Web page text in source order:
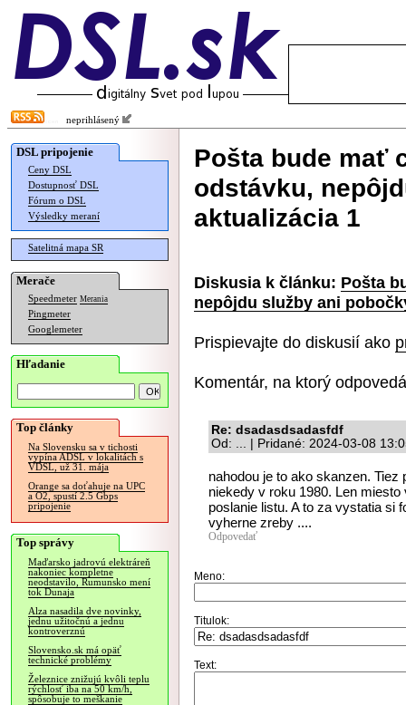
neprihlásený
DSL pripojenie
Ceny DSL
Dostupnosť DSL
Fórum o DSL
Výsledky meraní
Satelitná mapa SR
Merače
Speedmeter Merania
Pingmeter
Googlemeter
Hľadanie
Top články
Na Slovensku sa v tichosti
vypína ADSL v lokalitách s
VDSL, už 31. mája
Orange sa doťahuje na UPC
a O2, spustí 2.5 Gbps
pripojenie
Top správy
Maďarsko jadrovú elektráreň
nakoniec kompletne
neodstavilo, Rumunsko mení
tok Dunaja
Alza nasadila dve novinky,
jednu užitočnú a jednu
kontroverznú
Slovensko.sk má opäť
technické problémy
Železnice znižujú kvôli teplu
rýchlosť iba na 50 km/h,
spôsobuje to meškanie
Pošta bude mať
odstávku,
aktualizácia 1
Diskusia k článku: Pošta
nepôjdu služby ani
Prispievajte do diskusií ako
Komentár, na ktorý
Re: dsadasdsadasfdf
Od: ... | Pridané: 2024-03-08
nahodou je to ako skanzen.
niekedy v roku 1980. Len
poslanie listu. A to za vystatia si
vyherne zreby ....
Odpovedať
Meno:
Titulok:
Text: